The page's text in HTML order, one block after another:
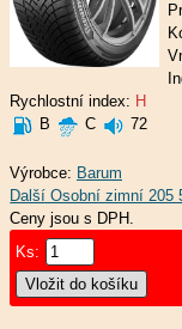
Rychlostní index: H
B
C 72
Výrobce: Barum
Ceny jsou s DPH.
Ks: